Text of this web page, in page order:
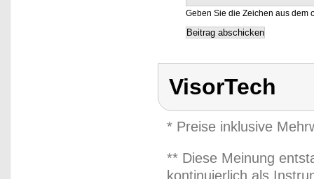
Geben Sie die Zeichen aus dem
VisorTech
* Preise inklusive
** Diese Meinung
kontinuierlich als